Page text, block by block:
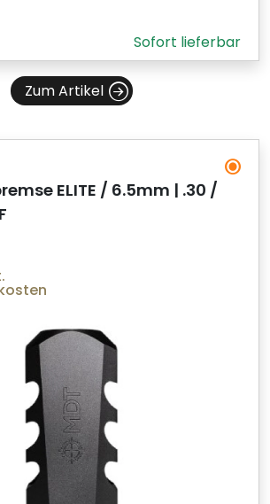
Sofort lieferbar
Zum Artikel
ELITE / 6.5mm | .30 /